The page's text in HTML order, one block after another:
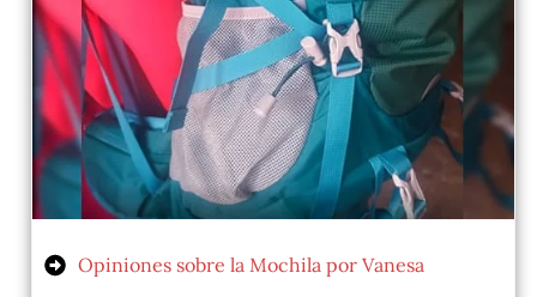
Opiniones sobre la Mochila por Vanesa